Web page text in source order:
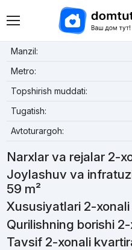
Manzil:
Metro:
Topshirish muddati:
Tugatish:
Avtoturargoh:
Narxlar va rejalar 2-
Joylashuv va
59 m²
Xususiyatlari 2-
Qurilishning borishi
Tavsif 2-xonali